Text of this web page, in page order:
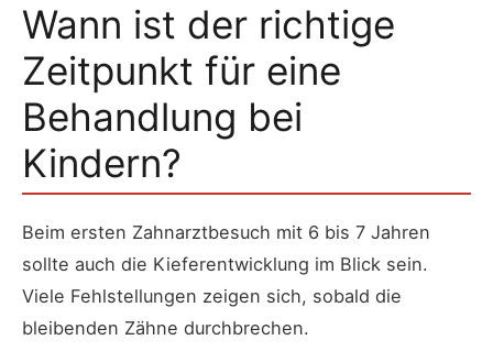
Wann ist der richtige
Zeitpunkt für eine
Behandlung bei
Kindern?
Beim ersten Zahnarztbesuch mit 6 bis 7 Jahren
sollte auch die Kieferentwicklung im Blick sein.
Viele Fehlstellungen zeigen sich, sobald die
bleibenden Zähne durchbrechen.